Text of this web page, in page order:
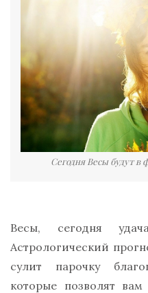
Сегодня Весы будут
Весы, сегодня
Астрологический
сулит парочку
которые позволят вам